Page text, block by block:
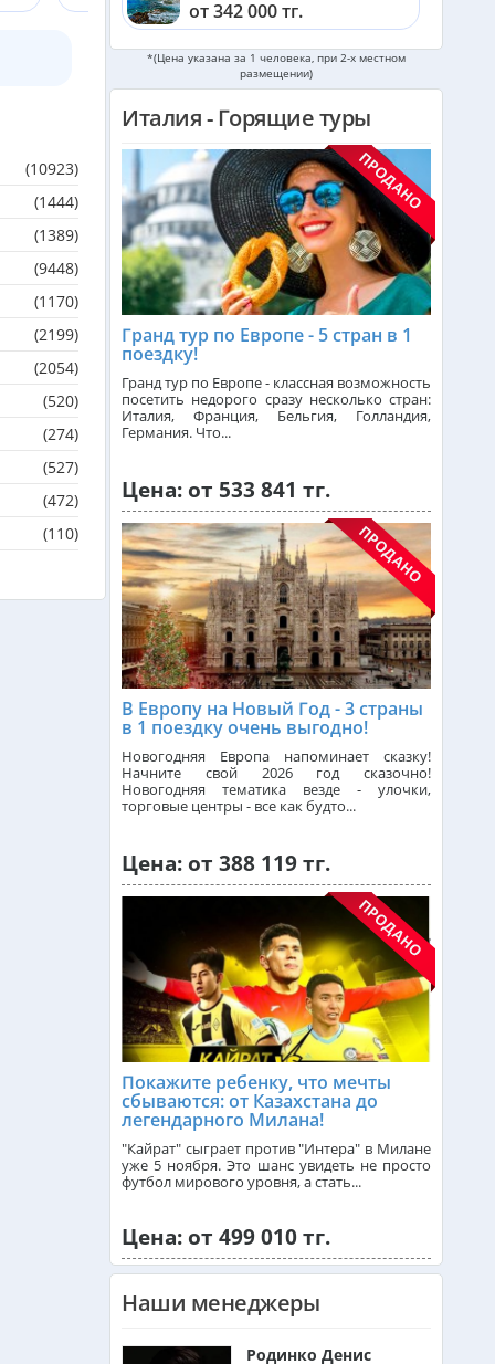
(10923)
(1444)
(1389)
(9448)
(1170)
(2199)
(2054)
(520)
(274)
(527)
(472)
(110)
от 342 000 тг.
Шри-Ланка из Алматы
от 562 000 тг.
Катар из Алматы
от 335 000 тг.
Индонезия (Бали) из Алматы
от 742 000 тг.
Малайзия из Алматы
от 385 000 тг.
Чехия из Алматы
Греция из Алматы
Сейшелы из Алматы
Доминикана из Алматы
Франция из Алматы
Болгария из Алматы
Финляндия из Алматы
Сингапур из Алматы
Танзания из Алматы
Венгрия из Алматы
Израиль из Алматы
Азербайджан из Алматы
*(Цена указана за 1 человека, при 2-х местном
размещении)
Италия - Горящие туры
Гранд тур по Европе - 5 стран в 1
поездку!
Гранд тур по Европе - классная возможность
посетить недорого сразу несколько стран:
Италия, Франция, Бельгия, Голландия,
Германия. Что...
Цена: от 533 841 тг.
В Европу на Новый Год - 3 страны
в 1 поездку очень выгодно!
Новогодняя Европа напоминает сказку!
Начните свой 2026 год сказочно!
Новогодняя тематика везде - улочки,
торговые центры - все как будто...
Цена: от 388 119 тг.
Покажите ребенку, что мечты
сбываются: от Казахстана до
легендарного Милана!
"Кайрат" сыграет против "Интера" в Милане
уже 5 ноября. Это шанс увидеть не просто
футбол мирового уровня, а стать...
Цена: от 499 010 тг.
Наши менеджеры
Родинко Денис